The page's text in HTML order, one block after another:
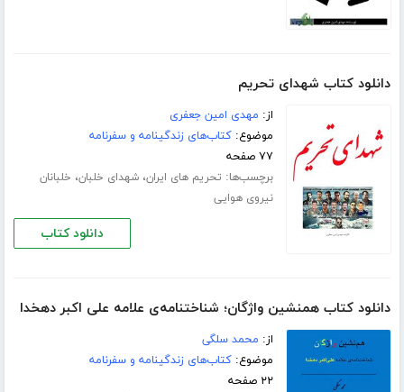
دانلود کتاب شهدای تحریم
از: مهدی امین جعفری
موضوع:کتاب‌های زندگینامه و سفرنامه
۷۷ صفحه
برچسب‌ها: تحریم های ایران،شهدای خلبان، خلبانان
نیروی هوایی
دانلود کتاب
دانلود کتاب همنشین واژگان؛ شناختنامه‌ی علامه علی اکبر دهخدا
از: محمد سلگی
موضوع:کتاب‌های زندگینامه و سفرنامه
۲۲ صفحه